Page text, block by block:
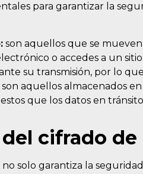
para garantizar la
son aquellos que se
o accedes a un
su transmisión, por lo
son aquellos almacenados
que los datos en
cifrado de
solo garantiza la